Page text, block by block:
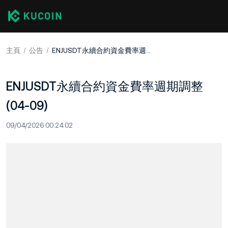
主頁 公告 ENJUSDT永續合約資金費率週期調整 (04-09)
ENJUSDT永續合約資金費率週期調整
(04-09)
09/04/2026 00:24:02